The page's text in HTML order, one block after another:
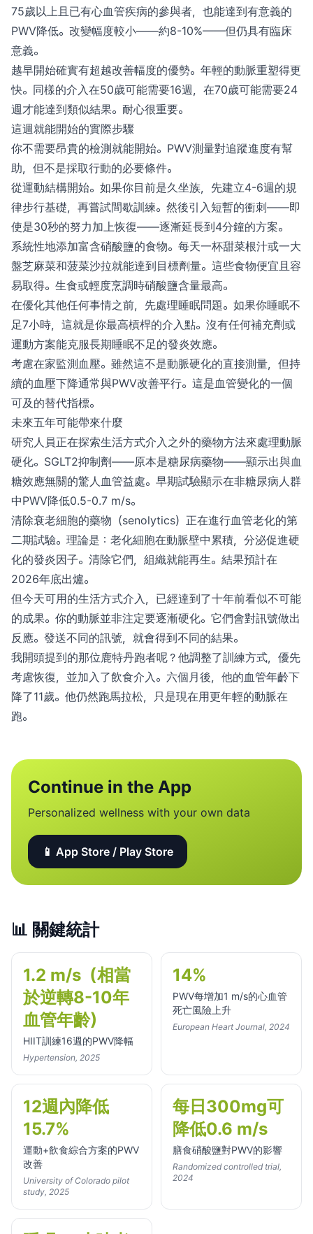
75歲以上且已有心血管疾病的參與者，也能達到有意義的
PWV降低。改變幅度較小——約8-10%——但仍具有臨床
意義。
越早開始確實有超越改善幅度的優勢。年輕的動脈重塑得更
快。同樣的介入在50歲可能需要16週，在70歲可能需要24
週才能達到類似結果。耐心很重要。
這週就能開始的實際步驟
你不需要昂貴的檢測就能開始。PWV測量對追蹤進度有幫
助，但不是採取行動的必要條件。
從運動結構開始。如果你目前是久坐族，先建立4-6週的規
律步行基礎，再嘗試間歇訓練。然後引入短暫的衝刺——即
使是30秒的努力加上恢復——逐漸延長到4分鐘的方案。
系統性地添加富含硝酸鹽的食物。每天一杯甜菜根汁或一大
盤芝麻菜和菠菜沙拉就能達到目標劑量。這些食物便宜且容
易取得。生食或輕度烹調時硝酸鹽含量最高。
在優化其他任何事情之前，先處理睡眠問題。如果你睡眠不
足7小時，這就是你最高槓桿的介入點。沒有任何補充劑或
運動方案能克服長期睡眠不足的發炎效應。
考慮在家監測血壓。雖然這不是動脈硬化的直接測量，但持
續的血壓下降通常與PWV改善平行。這是血管變化的一個
可及的替代指標。
未來五年可能帶來什麼
研究人員正在探索生活方式介入之外的藥物方法來處理動脈
硬化。SGLT2抑制劑——原本是糖尿病藥物——顯示出與血
糖效應無關的驚人血管益處。早期試驗顯示在非糖尿病人群
中PWV降低0.5-0.7 m/s。
清除衰老細胞的藥物（senolytics）正在進行血管老化的第
二期試驗。理論是：老化細胞在動脈壁中累積，分泌促進硬
化的發炎因子。清除它們，組織就能再生。結果預計在
2026年底出爐。
但今天可用的生活方式介入，已經達到了十年前看似不可能
的成果。你的動脈並非注定要逐漸硬化。它們會對訊號做出
反應。發送不同的訊號，就會得到不同的結果。
我開頭提到的那位鹿特丹跑者呢？他調整了訓練方式，優先
考慮恢復，並加入了飲食介入。六個月後，他的血管年齡下
降了11歲。他仍然跑馬拉松，只是現在用更年輕的動脈在
跑。
Continue in the App
Personalized wellness with your own data
📱 App Store / Play Store
📊 關鍵統計
1.2 m/s（相當
於逆轉8-10年
血管年齡）
HIIT訓練16週的PWV降幅
Hypertension, 2025
14%
PWV每增加1 m/s的心血管
死亡風險上升
European Heart Journal, 2024
12週內降低
15.7%
運動+飲食綜合方案的PWV
改善
University of Colorado pilot
study, 2025
每日300mg可
降低0.6 m/s
膳食硝酸鹽對PWV的影響
Randomized controlled trial,
2024